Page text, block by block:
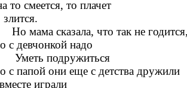
то смеется, то плачет
мама сказала, что так не годится,
с девчонкой надо
подружиться
с папой они еще с детства дружили
играли